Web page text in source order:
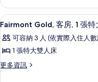
張
標
準
雙
人
床,
客
房,
2
標
準
人
顯
示
Fairmont
Gold,
客
2
Fairmont Gold, 客房, 1 張
可容納 3 人 (依實際入住人
1 張特大雙人床
更多資訊
更